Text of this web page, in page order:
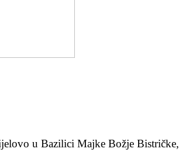
u Bazilici Majke Božje Bistričke,